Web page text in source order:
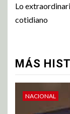
Lo
cotidiano
MÁS
NACIONAL